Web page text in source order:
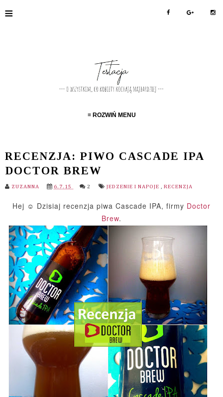
≡
≡ ROZWIŃ MENU
RECENZJA: PIWO CASCADE IPA
DOCTOR BREW
ZUZANNA 6.7.15 2 JEDZENIE I NAPOJE RECENZJA
Hej ☺ Dzisiaj recenzja piwa Cascade IPA, firmy Doctor
Brew.